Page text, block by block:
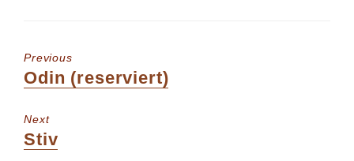
Previous
Previous
Odin (reserviert)
Next
Next
Stiv